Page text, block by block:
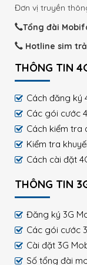
Đơn vị truyền
Tổng đài
Hotline sim
THÔNG TIN
Cách đăng ký
Các gói cước
Cách kiểm tra
Kiểm tra
Cách cài đặt
THÔNG TIN
Đăng ký 3G
Các gói cước
Cài đặt 3G
Số tổng đài